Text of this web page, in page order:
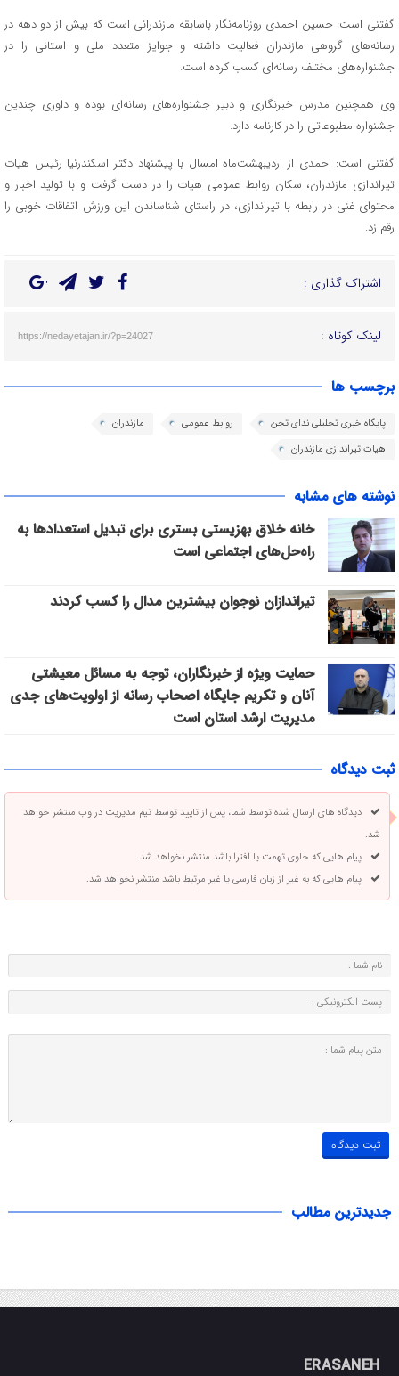
گفتنی است: حسین احمدی روزنامه‌نگار باسابقه مازندرانی است که بیش از دو دهه در
رسانه‌های گروهی مازندران فعالیت داشته و جوایز متعدد ملی و استانی را در
جشنواره‌های مختلف رسانه‌ای کسب کرده است.
وی همچنین مدرس خبرنگاری و دبیر جشنواره‌های رسانه‌ای بوده و داوری چندین
جشنواره مطبوعاتی را در کارنامه دارد.
گفتنی است: احمدی از اردیبهشت‌ماه امسال با پیشنهاد دکتر اسکندرنیا رئیس هیات
تیراندازی مازندران، سکان روابط عمومی هیات را در دست گرفت و با تولید اخبار و
محتوای غنی در رابطه با تیراندازی، در راستای شناساندن این ورزش اتفاقات خوبی را
رقم زد.
اشتراک گذاری :
لینک کوتاه : https://nedayetajan.ir/?p=24027
برچسب ها
پایگاه خبری تحلیلی ندای تجن روابط عمومی
مازندران
هیات تیراندازی مازندران
نوشته های مشابه
خانه خلاق بهزیستی بستری برای تبدیل استعدادها به
راه‌حل‌های اجتماعی است
تیراندازان نوجوان بیشترین مدال را کسب کردند
حمایت ویژه از خبرنگاران، توجه به مسائل معیشتی
آنان و تکریم جایگاه اصحاب رسانه از اولویت‌های جدی
مدیریت ارشد استان است
ثبت دیدگاه
دیدگاه های ارسال شده توسط شما، پس از تایید توسط تیم مدیریت در وب منتشر خواهد
شد.
پیام هایی که حاوی تهمت یا افترا باشد منتشر نخواهد شد.
پیام هایی که به غیر از زبان فارسی یا غیر مرتبط باشد منتشر نخواهد شد.
جدیدترین مطالب
ERASANEH